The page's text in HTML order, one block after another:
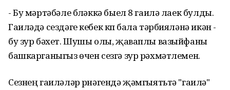
- Бу мәртәбәле бүләккә быел 8 гаилә лаек булды.
Гаиләдә сездәге кебек күп бала тәрбияләнә икән -
бу зур бәхет. Шушы олы, җаваплы вазыйфаны
башкарганыгыз өчен сезгә зур рәхмәтлемен.
Сезнең гаиләләр үрнәгендә җәмгыятьтә "гаилә"